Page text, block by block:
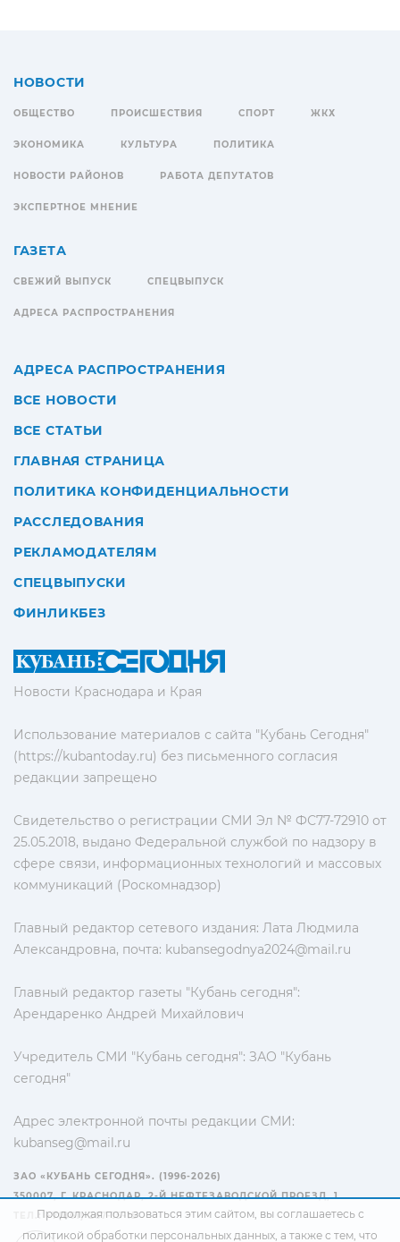
Новости Краснодара и Края
Использование материалов с сайта "Кубань Сегодня"
(https://kubantoday.ru) без письменного согласия
редакции запрещено
Свидетельство о регистрации СМИ Эл № ФС77-72910 от
25.05.2018, выдано Федеральной службой по надзору в
сфере связи, информационных технологий и массовых
коммуникаций (Роскомнадзор)
Главный редактор сетевого издания: Лата Людмила
Александровна, почта: kubansegodnya2024@mail.ru
Главный редактор газеты "Кубань сегодня":
Арендаренко Андрей Михайлович
Учредитель СМИ "Кубань сегодня": ЗАО "Кубань
сегодня"
Адрес электронной почты редакции СМИ:
kubanseg@mail.ru
НОВОСТИ
ОБЩЕСТВО ПРОИСШЕСТВИЯ СПОРТ ЖКХ
ЭКОНОМИКА КУЛЬТУРА ПОЛИТИКА
НОВОСТИ РАЙОНОВ РАБОТА ДЕПУТАТОВ
ЭКСПЕРТНОЕ МНЕНИЕ
ГАЗЕТА
СВЕЖИЙ ВЫПУСК СПЕЦВЫПУСК
АДРЕСА РАСПРОСТРАНЕНИЯ
АДРЕСА РАСПРОСТРАНЕНИЯ
ВСЕ НОВОСТИ
ВСЕ СТАТЬИ
ГЛАВНАЯ СТРАНИЦА
ПОЛИТИКА КОНФИДЕНЦИАЛЬНОСТИ
РАССЛЕДОВАНИЯ
РЕКЛАМОДАТЕЛЯМ
СПЕЦВЫПУСКИ
ФИНЛИКБЕЗ
ЗАО «КУБАНЬ СЕГОДНЯ». (1996-2026)
350007, Г. КРАСНОДАР, 2-Й НЕФТЕЗАВОДСКОЙ ПРОЕЗД, 1
ТЕЛ.: +7(861) 267-15-15
Продолжая пользоваться этим сайтом, вы соглашаетесь с
политикой обработки персональных данных, а также с тем, что